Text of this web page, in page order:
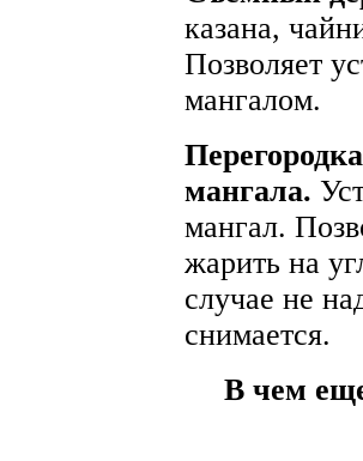
казана,
Позволяет
мангалом.
мангала.
мангал.
жарить на
случае не
снимается.
В чем